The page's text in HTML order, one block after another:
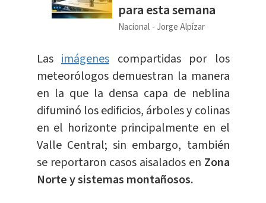
para esta semana
Nacional Jorge Alpízar
Las imágenes compartidas por los
meteorólogos demuestran la manera
en la que la densa capa de neblina
difuminó los edificios, árboles y colinas
en el horizonte principalmente en el
Valle Central; sin embargo, también
se reportaron casos aisalados en Zona
Norte y sistemas montañosos.